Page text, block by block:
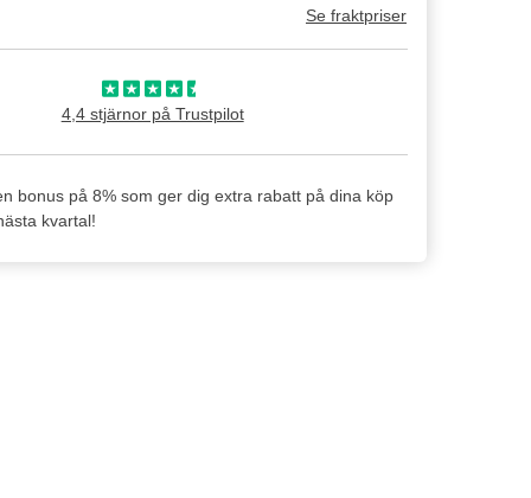
Se fraktpriser
4,4 stjärnor på Trustpilot
bonus på 8% som ger dig extra rabatt på dina köp
kvartal!